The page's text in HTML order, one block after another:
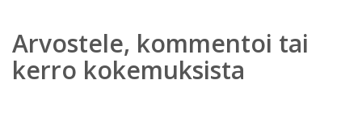
Arvostele, kommentoi tai
kerro kokemuksista